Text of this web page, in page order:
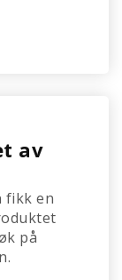
av
fikk en
på